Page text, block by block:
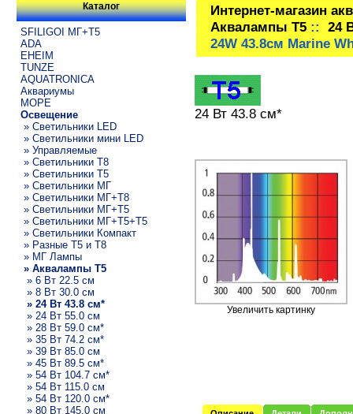
Каталог
SFILIGOI МГ+Т5
ADA
EHEIM
TUNZE
AQUATRONICA
Аквариумы
МОРЕ
Освещение
» Светильники LED
» Светильники мини LED
» Управляемые
» Светильники T8
» Светильники T5
» Светильники МГ
» Светильники МГ+T8
» Светильники МГ+T5
» Светильники МГ+T5+T5
» Светильники Компакт
» Разные T5 и T8
» МГ Лампы
» Аквалампы T5
» 6 Вт 22.5 см
» 8 Вт 30.0 см
» 24 Вт 43.8 см*
» 24 Вт 55.0 см
» 28 Вт 59.0 см*
» 35 Вт 74.2 см*
» 39 Вт 85.0 см
» 45 Вт 89.5 см*
» 54 Вт 104.7 см*
» 54 Вт 115.0 см
» 54 Вт 120.0 см*
» 80 Вт 145.0 см
Интернет-магазин
Аквалампы T5:: 24
24W 43.8см Marine
24 Вт 43.8 см*
Увеличить картинку